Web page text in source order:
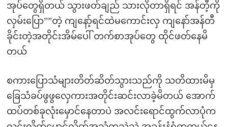
အုပ်တွေရှိတယ် သွားဖတ်ချည် သားလိုတာရှိရင် အန်တီ့ကို
လှမ်းပြော””တဲ့ ကျနော့်ရင်ထဲမကောင်းလှ ကျနော်အန်တီ
ခိုင်းတဲ့အတိုင်းအိမ်ပေါ် တက်စာအုပ်တွေ ထိုင်ဖတ်နေမိ
တယ်
စကားပြောသံများတိတ်ဆိတ်သွားသည်ကို သတိထားမိမှ
ခြေသံခပ်ဖွဖွလှေကားအတိုင်းဆင်းလာခဲ့မိတယ် အောက်
ထပ်တစ်ခုလုံးမှောင်နေတာပဲ အလင်းရောင်ထွက်လာပုံက